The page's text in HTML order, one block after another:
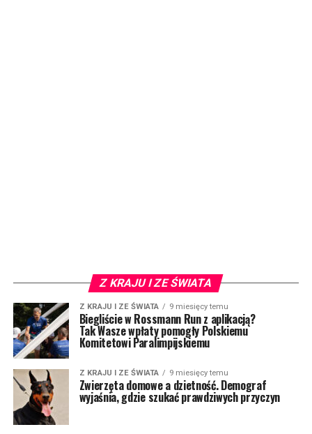
Z KRAJU I ZE ŚWIATA
Z KRAJU I ZE ŚWIATA 9 miesięcy temu
Biegliście w Rossmann Run z aplikacją?
Tak Wasze wpłaty pomogły Polskiemu
Komitetowi Paralimpijskiemu
Z KRAJU I ZE ŚWIATA 9 miesięcy temu
Zwierzęta domowe a dzietność. Demograf
wyjaśnia, gdzie szukać prawdziwych przyczyn